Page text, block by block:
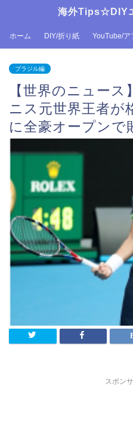
海外Tips☆DIY
ホーム DIY/折り紙 YouTube/ア
ブラジル編
【世界のニュー
ニス元世界王者が
に全豪オープンで
スポン